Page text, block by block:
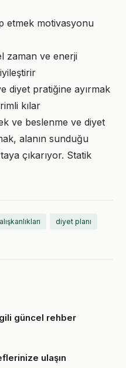
etmek motivasyonu
zaman ve enerji
diyet pratiğine ayırmak
kılar
ve beslenme ve diyet
alanın sunduğu
çıkarıyor. Statik
diyet planı
güncel rehber
ulaşın